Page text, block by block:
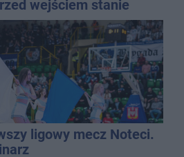
wejściem stanie
ligowy mecz Noteci.